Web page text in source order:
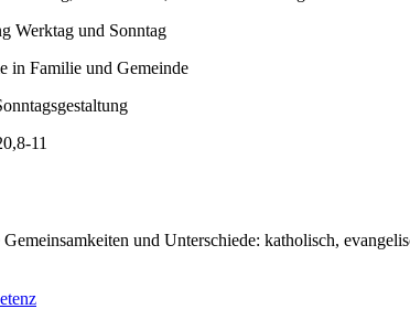
Werktag und Sonntag
in Familie und Gemeinde
11
und Unterschiede: katholisch,